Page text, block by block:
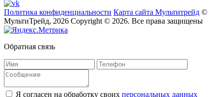
Политика конфиденциальности Карта сайта Мультитрейд ©
МультиТрейд, 2026 Copyright © 2026. Все права защищены
Обратная связь
Я согласен на обработку своих персональных данных